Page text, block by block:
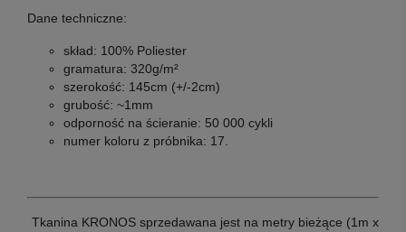
Dane techniczne:
skład: 100% Poliester
gramatura: 320g/m²
szerokość: 145cm (+/-2cm)
grubość: ~1mm
odporność na ścieranie: 50 000 cykli
numer koloru z próbnika: 17.
Tkanina KRONOS sprzedawana jest na metry bieżące (1m x